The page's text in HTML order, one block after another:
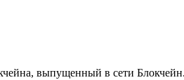
обеспечения
выпущенный в сети